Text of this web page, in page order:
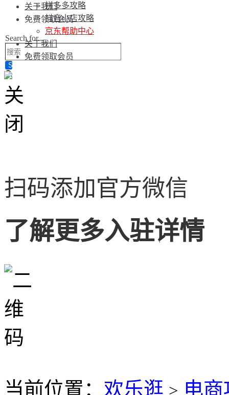
关于我们
免费领取会员
Search for...
拼多多攻略
抖音小店攻略
京东帮助中心
关于我们
免费领取会员
扫码添加官方微信
了解更多入驻详情
当前位置： 欢乐逛 > 电